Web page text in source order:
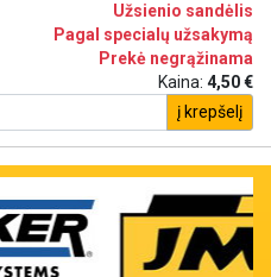
Užsienio sandėlis
Pagal specialų užsakymą
Prekė negrąžinama
Kaina: 4,50 €
į krepšelį